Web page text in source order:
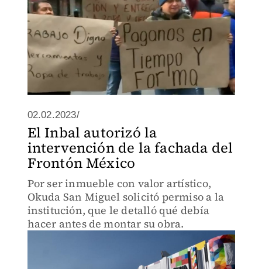
02.02.2023/
El Inbal autorizó la
intervención de la fachada del
Frontón México
Por ser inmueble con valor artístico,
Okuda San Miguel solicitó permiso a la
institución, que le detalló qué debía
hacer antes de montar su obra.